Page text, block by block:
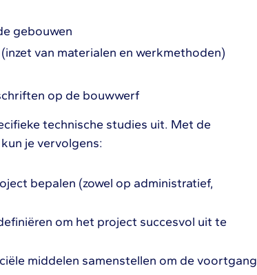
gebouwen
van materialen en werkmethoden)
op de bouwwerf
technische studies uit. Met de
je vervolgens:
bepalen (zowel op administratief,
om het project succesvol uit te
middelen samenstellen om de voortgang